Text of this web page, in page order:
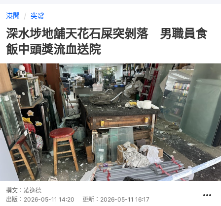
港聞 突發
深水埗地舖天花石屎突剝落 男職員食
飯中頭獎流血送院
撰文： 凌逸德
出版： 2026-05-11 14:20 更新： 2026-05-11 16:17